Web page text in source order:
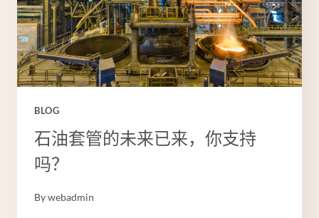
BLOG
石油套管的未来已来，你支持
吗？
Bywebadmin